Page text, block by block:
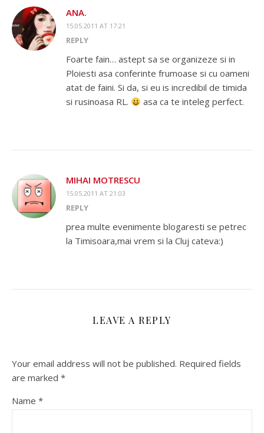
ANA.
15.05.2011 AT 17:21
REPLY
Foarte fain… astept sa se organizeze si in
Ploiesti asa conferinte frumoase si cu oameni
atat de faini. Si da, si eu is incredibil de timida
si rusinoasa RL.
asa ca te inteleg perfect.
MIHAI MOTRESCU
15.05.2011 AT 21:03
REPLY
prea multe evenimente blogaresti se petrec
la Timisoara,mai vrem si la Cluj cateva:)
LEAVE A REPLY
Your email address will not be published. Required fields
are marked *
Name *